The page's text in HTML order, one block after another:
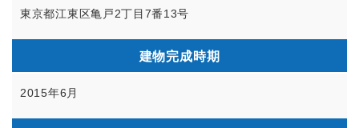
東京都江東区亀戸2丁目7番13号
建物完成時期
2015年6月